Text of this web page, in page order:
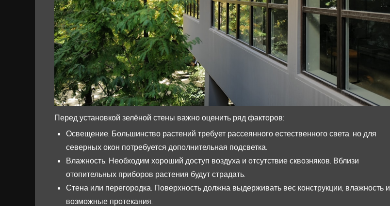
Перед установкой зелёной стены важно оценить ряд факторов:
Освещение. Большинство растений требует рассеянного естественного света, но для
северных окон потребуется дополнительная подсветка.
Влажность. Необходим хороший доступ воздуха и отсутствие сквозняков. Вблизи
отопительных приборов растения будут страдать.
Стена или перегородка. Поверхность должна выдерживать вес конструкции, влажность и
возможные протекания.